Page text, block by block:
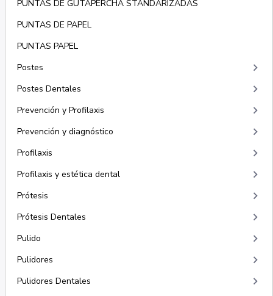
PUNTAS DE GUTAPERCHA STANDARIZADAS
PUNTAS DE PAPEL
PUNTAS PAPEL
Postes
keyboard_arrow_right
Postes Dentales keyboard_arrow_right
Prevención y Profilaxis keyboard_arrow_right
Prevención y diagnóstico keyboard_arrow_right
Profilaxis keyboard_arrow_right
Profilaxis y estética dental keyboard_arrow_right
Prótesis keyboard_arrow_right
Prótesis Dentales keyboard_arrow_right
Pulido keyboard_arrow_right
Pulidores keyboard_arrow_right
Pulidores Dentales keyboard_arrow_right